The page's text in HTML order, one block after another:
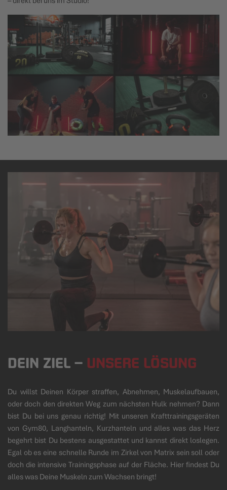
DEIN ZIEL – UNSERE LÖSUNG
Du willst Deinen Körper straffen, Abnehmen, Muskelaufbauen,
oder doch den direkten Weg zum nächsten Hulk nehmen? Dann
bist Du bei uns genau richtig! Mit unseren Krafttrainingsgeräten
von Gym80, Langhanteln, Kurzhanteln und alles was das Herz
begehrt bist Du bestens ausgestattet und kannst direkt loslegen.
Egal ob es eine schnelle Runde im Zirkel von Matrix sein soll oder
doch die intensive Trainingsphase auf der Fläche. Hier findest Du
alles was Deine Muskeln zum Wachsen bringt!